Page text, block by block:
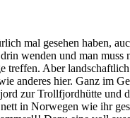
mal gesehen haben,
wenden und man muss
treffen. Aber
anderes hier. Ganz im
zur Trollfjordhütte und
in Norwegen wie ihr